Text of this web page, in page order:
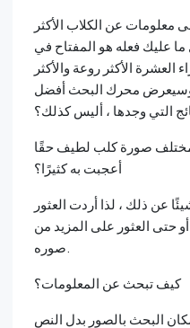
عن الكلاب الأكثر
عليك فعله هو المفتاح في
الأكثر روعة والأكثر
وسيعرض محرك البحث أفضل
التي وجدها ، أليس كذلك؟
مختلف صورة كلب لطيف حقًا
أعجبت به كثيرًا؟
عن ذلك ، لذا أردت العثور
حتى العثور على المزيد من
كيف تبحث عن المعلومات؟
البحث بالصور بدل النص